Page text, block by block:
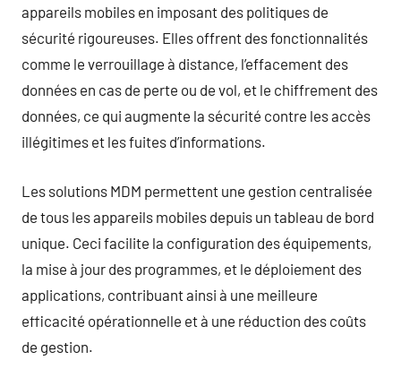
appareils mobiles en imposant des politiques de
sécurité rigoureuses. Elles offrent des fonctionnalités
comme le verrouillage à distance, l’effacement des
données en cas de perte ou de vol, et le chiffrement des
données, ce qui augmente la sécurité contre les accès
illégitimes et les fuites d’informations.
Les solutions MDM permettent une gestion centralisée
de tous les appareils mobiles depuis un tableau de bord
unique. Ceci facilite la configuration des équipements,
la mise à jour des programmes, et le déploiement des
applications, contribuant ainsi à une meilleure
efficacité opérationnelle et à une réduction des coûts
de gestion.